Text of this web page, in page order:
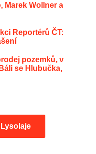
Marek Wollner a
Reportérů ČT:
pozemků, v
se Hlubučka,